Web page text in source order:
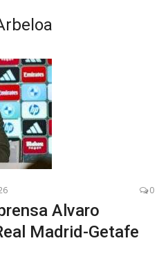
0
Alvaro
Madrid-Getafe